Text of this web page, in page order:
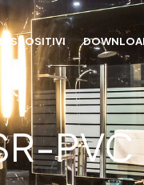
ESPOSITIVI
PVC